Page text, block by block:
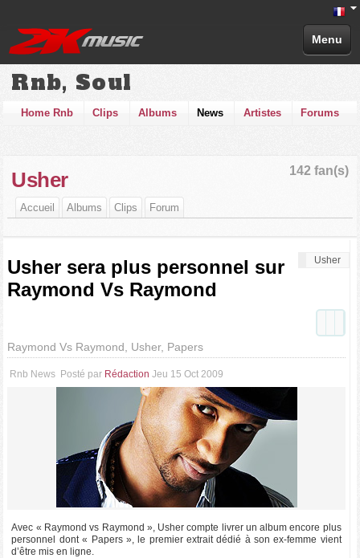
Menu
Rnb, Soul
Home Rnb Clips Albums News Artistes Forums
142 fan(s)
Usher
Accueil Albums Clips Forum
Usher
Usher sera plus personnel sur
Raymond Vs Raymond
Raymond Vs Raymond, Usher, Papers
Rnb News Posté par Rédaction Jeu 15 Oct 2009
Avec « Raymond vs Raymond », Usher compte livrer un album encore plus
personnel dont « Papers », le premier extrait dédié à son ex-femme vient
d’être mis en ligne.